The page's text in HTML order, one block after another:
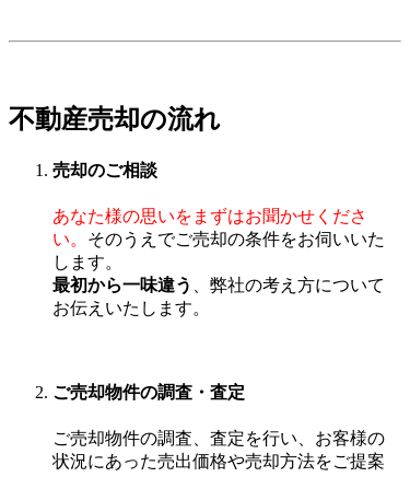
不動産売却の流れ
売却のご相談
あなた様の思いをまずはお聞かせくださ
い。 そのうえでご売却の条件をお伺いいた
します。
最初から一味違う
、弊社の考え方について
お伝えいたします。
ご売却物件の調査・査定
ご売却物件の調査、査定を行い、お客様の
状況にあった売出価格や売却方法をご提案